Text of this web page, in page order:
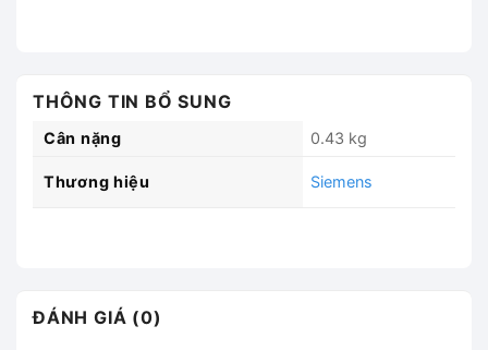
THÔNG TIN BỔ SUNG
Cân nặng 0.43 kg
Thương hiệu Siemens
ĐÁNH GIÁ (0)